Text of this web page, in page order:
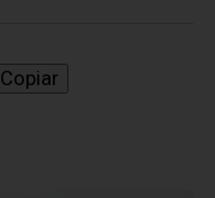
Copiar